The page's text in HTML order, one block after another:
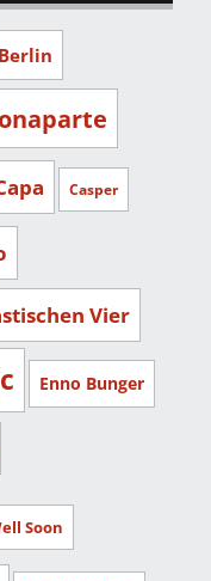
Berlin
Casper
Vier
Enno Bunger
Soon